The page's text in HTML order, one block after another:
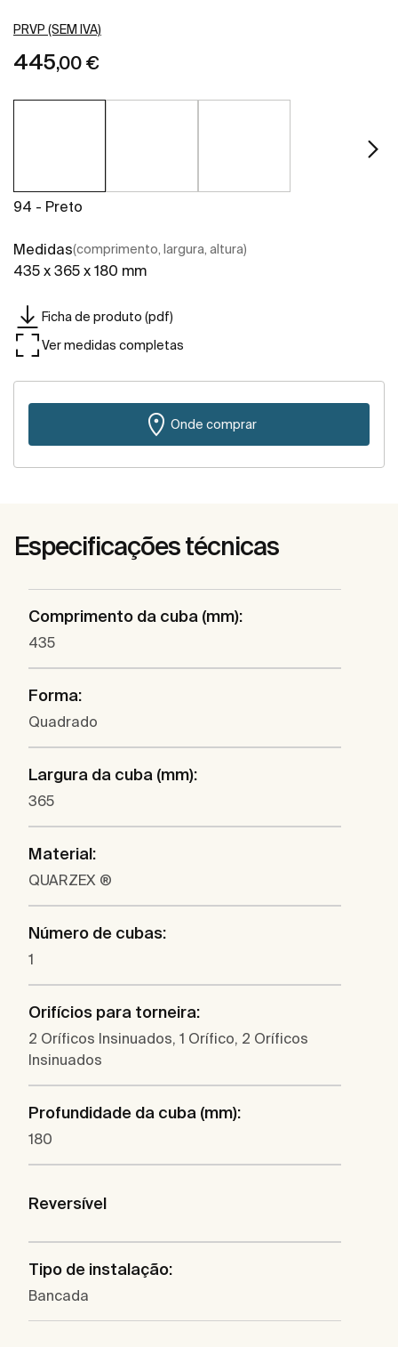
PRVP (SEM IVA)
445,00 €
94 - Preto
Medidas(comprimento, largura, altura)
435 x 365 x 180 mm
Ficha de produto (pdf)
Ver medidas completas
Onde comprar
Especificações técnicas
Comprimento da cuba (mm):
435
Forma:
Quadrado
Largura da cuba (mm):
365
Material:
QUARZEX ®
Número de cubas:
1
Orifícios para torneira:
2 Oríficos Insinuados, 1 Orífico, 2 Oríficos
Insinuados
Profundidade da cuba (mm):
180
Reversível
Tipo de instalação:
Bancada